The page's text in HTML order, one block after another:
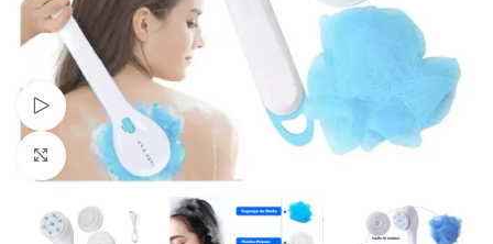
Watch video
Click to enlarge